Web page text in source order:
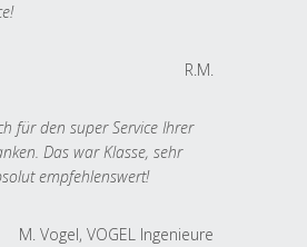
R.M.
für den super Service Ihrer
Das war Klasse, sehr
empfehlenswert!
M. Vogel, VOGEL Ingenieure